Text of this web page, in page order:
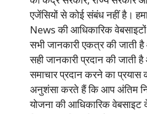
एजेंसियों से कोई संबंध नहीं है।
News की आधिकारिक
सभी जानकारी एकत्र की जाती
सही जानकारी प्रदान की
समाचार प्रदान करने का
अनुशंसा करते हैं कि आप अंतिम
योजना की आधिकारिक